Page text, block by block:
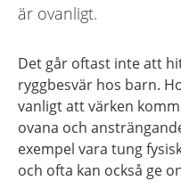
är ovanligt.
Det går oftast inte att
ryggbesvär hos barn.
vanligt att värken
ovana och
exempel vara tung
och ofta kan också ge